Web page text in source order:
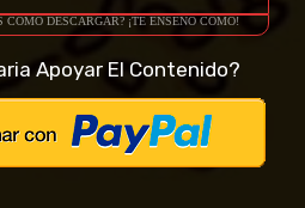
COMO DESCARGAR? ¡TE ENSEÑO COMO!
Apoyar El Contenido?